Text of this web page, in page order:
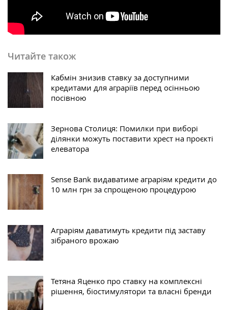
Читайте також
Кабмін знизив ставку за доступними
кредитами для аграріїв перед осінньою
посівною
Зернова Столиця: Помилки при виборі
ділянки можуть поставити хрест на проєкті
елеватора
Sense Bank видаватиме аграріям кредити до
10 млн грн за спрощеною процедурою
Аграріям даватимуть кредити під заставу
зібраного врожаю
Тетяна Яценко про ставку на комплексні
рішення, біостимулятори та власні бренди